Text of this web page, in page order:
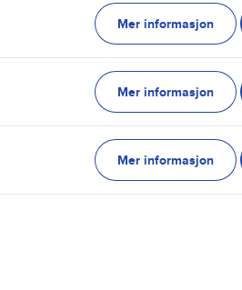
Mer informasjon
Mer informasjon
Mer informasjon